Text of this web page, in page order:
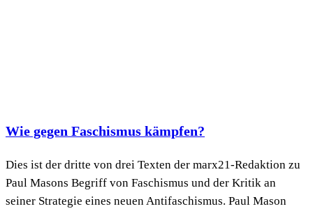
Wie gegen Faschismus kämpfen?
Dies ist der dritte von drei Texten der marx21-Redaktion zu
Paul Masons Begriff von Faschismus und der Kritik an
seiner Strategie eines neuen Antifaschismus. Paul Mason